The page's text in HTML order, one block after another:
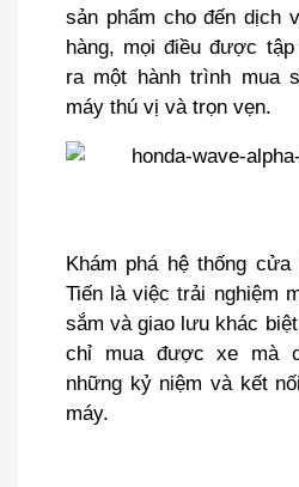
sản phẩm cho đến dịch
hàng, mọi điều được
ra một hành trình mua
máy thú vị và trọn vẹn.
Khám phá hệ thống
Tiến là việc trải nghiệm
sắm và giao lưu khác
chỉ mua được xe mà
những kỷ niệm và kết
máy.